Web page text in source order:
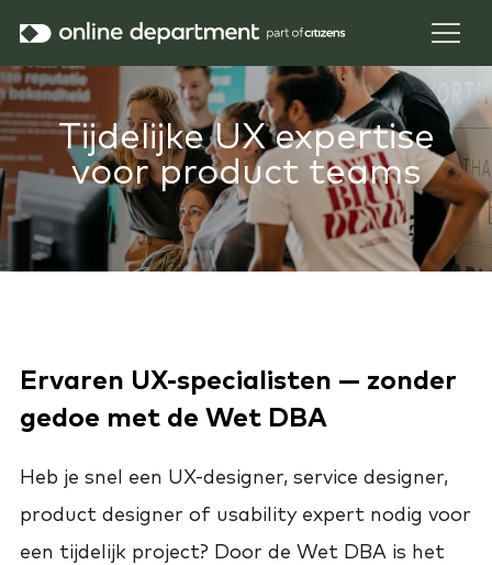
Tijdelijke UX expertise
voor product teams
Ervaren UX-specialisten — zonder
gedoe met de Wet DBA
Heb je snel een UX-designer, service designer,
product designer of usability expert nodig voor
een tijdelijk project? Door de Wet DBA is het